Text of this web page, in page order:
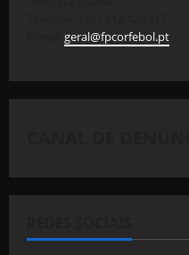
geral@fpcorfebol.pt